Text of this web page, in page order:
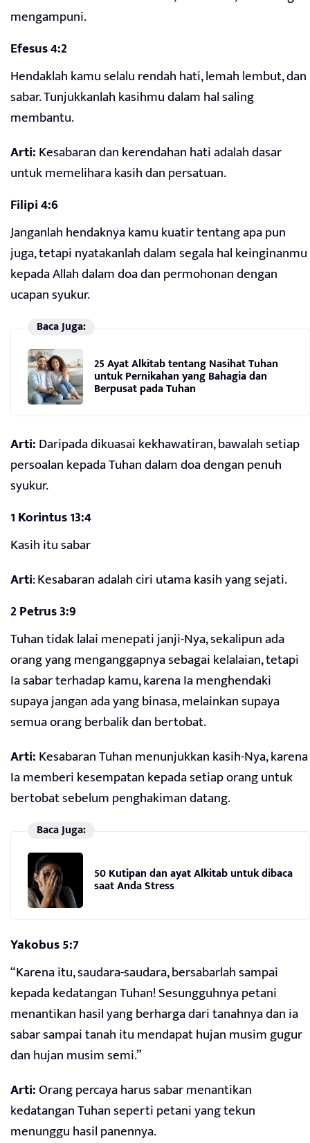
mengampuni.
Efesus 4:2
Hendaklah kamu selalu rendah hati, lemah lembut, dan
sabar. Tunjukkanlah kasihmu dalam hal saling
membantu.
Arti:Kesabaran dan kerendahan hati adalah dasar
untuk memelihara kasih dan persatuan.
Filipi 4:6
Janganlah hendaknya kamu kuatir tentang apa pun
juga, tetapi nyatakanlah dalam segala hal keinginanmu
kepada Allah dalam doa dan permohonan dengan
ucapan syukur.
Baca Juga:
25 Ayat Alkitab tentang Nasihat Tuhan
untuk Pernikahan yang Bahagia dan
Berpusat pada Tuhan
Arti:Daripada dikuasai kekhawatiran, bawalah setiap
persoalan kepada Tuhan dalam doa dengan penuh
syukur.
1 Korintus 13:4
Kasih itu sabar
Arti: Kesabaran adalah ciri utama kasih yang sejati.
2 Petrus 3:9
Tuhan tidak lalai menepati janji-Nya, sekalipun ada
orang yang menganggapnya sebagai kelalaian, tetapi
Ia sabar terhadap kamu, karena Ia menghendaki
supaya jangan ada yang binasa, melainkan supaya
semua orang berbalik dan bertobat.
Arti:Kesabaran Tuhan menunjukkan kasih-Nya, karena
Ia memberi kesempatan kepada setiap orang untuk
bertobat sebelum penghakiman datang.
Baca Juga:
50 Kutipan dan ayat Alkitab untuk dibaca
saat Anda Stress
Yakobus 5:7
“Karena itu, saudara-saudara, bersabarlah sampai
kepada kedatangan Tuhan! Sesungguhnya petani
menantikan hasil yang berharga dari tanahnya dan ia
sabar sampai tanah itu mendapat hujan musim gugur
dan hujan musim semi.”
Arti:Orang percaya harus sabar menantikan
kedatangan Tuhan seperti petani yang tekun
menunggu hasil panennya.